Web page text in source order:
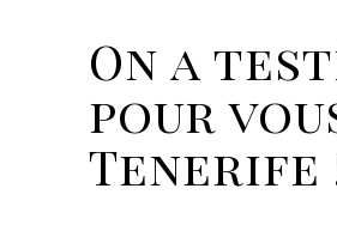
On a
pour
Tenerife